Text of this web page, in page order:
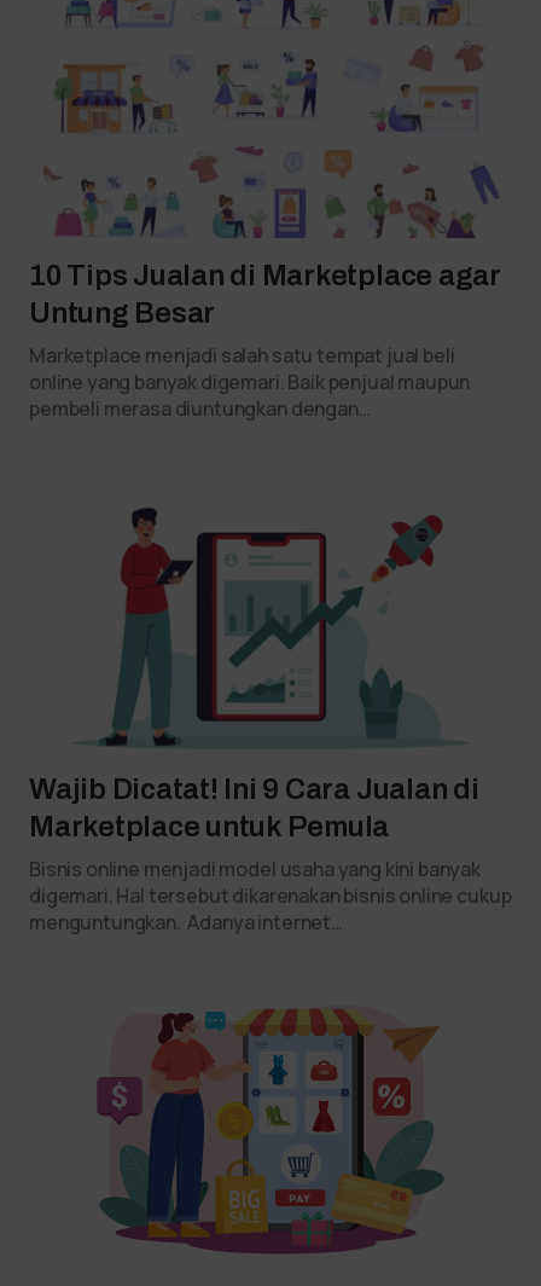
10 Tips Jualan di Marketplace agar
Untung Besar
Marketplace menjadi salah satu tempat jual beli
online yang banyak digemari. Baik penjual maupun
pembeli merasa diuntungkan dengan…
Wajib Dicatat! Ini 9 Cara Jualan di
Marketplace untuk Pemula
Bisnis online menjadi model usaha yang kini banyak
digemari. Hal tersebut dikarenakan bisnis online cukup
menguntungkan. Adanya internet…